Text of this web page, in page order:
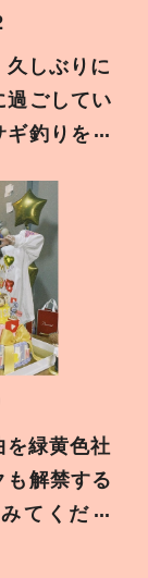
しぶりに
過ごしてい
ギ釣りを楽
を緑黄色社
も解禁する
てくださ